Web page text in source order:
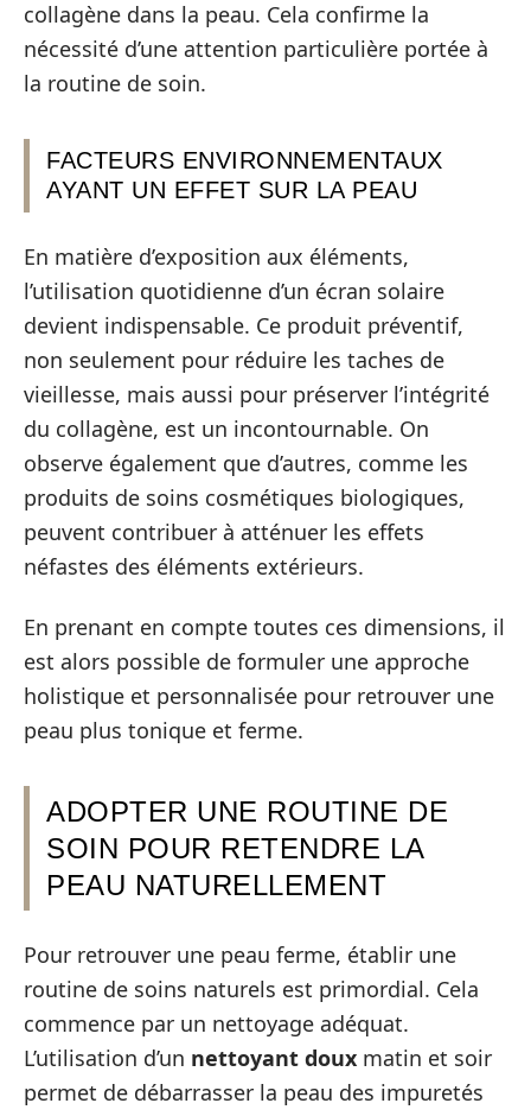
collagène dans la peau. Cela confirme la
nécessité d’une attention particulière portée à
la routine de soin.
FACTEURS ENVIRONNEMENTAUX
AYANT UN EFFET SUR LA PEAU
En matière d’exposition aux éléments,
l’utilisation quotidienne d’un écran solaire
devient indispensable. Ce produit préventif,
non seulement pour réduire les taches de
vieillesse, mais aussi pour préserver l’intégrité
du collagène, est un incontournable. On
observe également que d’autres, comme les
produits de soins cosmétiques biologiques,
peuvent contribuer à atténuer les effets
néfastes des éléments extérieurs.
En prenant en compte toutes ces dimensions, il
est alors possible de formuler une approche
holistique et personnalisée pour retrouver une
peau plus tonique et ferme.
ADOPTER UNE ROUTINE DE
SOIN POUR RETENDRE LA
PEAU NATURELLEMENT
Pour retrouver une peau ferme, établir une
routine de soins naturels est primordial. Cela
commence par un nettoyage adéquat.
L’utilisation d’un nettoyant doux matin et soir
permet de débarrasser la peau des impuretés